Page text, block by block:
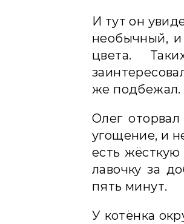
И тут он
необычный,
цвета.
же подбежал.
Олег
угощение, и
есть
лавочку за
пять минут.
У котёнка